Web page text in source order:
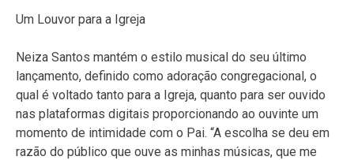
Um Louvor para a Igreja
Neiza Santos mantém o estilo musical do seu último
lançamento, definido como adoração congregacional, o
qual é voltado tanto para a Igreja, quanto para ser ouvido
nas plataformas digitais proporcionando ao ouvinte um
momento de intimidade com o Pai. “A escolha se deu em
razão do público que ouve as minhas músicas, que me